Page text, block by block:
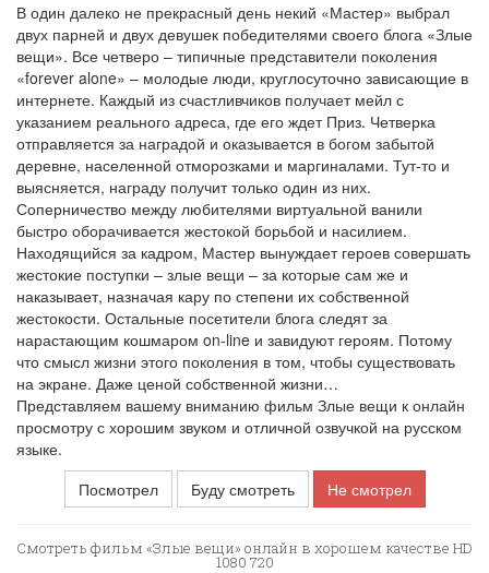
В один далеко не прекрасный день некий «Мастер» выбрал
двух парней и двух девушек победителями своего блога «Злые
вещи». Все четверо – типичные представители поколения
«forever alone» – молодые люди, круглосуточно зависающие в
интернете. Каждый из счастливчиков получает мейл с
указанием реального адреса, где его ждет Приз. Четверка
отправляется за наградой и оказывается в богом забытой
деревне, населенной отморозками и маргиналами. Тут-то и
выясняется, награду получит только один из них.
Соперничество между любителями виртуальной ванили
быстро оборачивается жестокой борьбой и насилием.
Находящийся за кадром, Мастер вынуждает героев совершать
жестокие поступки – злые вещи – за которые сам же и
наказывает, назначая кару по степени их собственной
жестокости. Остальные посетители блога следят за
нарастающим кошмаром on-line и завидуют героям. Потому
что смысл жизни этого поколения в том, чтобы существовать
на экране. Даже ценой собственной жизни…
Представляем вашему вниманию фильм Злые вещи к онлайн
просмотру с хорошим звуком и отличной озвучкой на русском
языке.
Посмотрел
Буду смотреть Не смотрел
Смотреть фильм «Злые вещи» онлайн в хорошем качестве HD
1080 720